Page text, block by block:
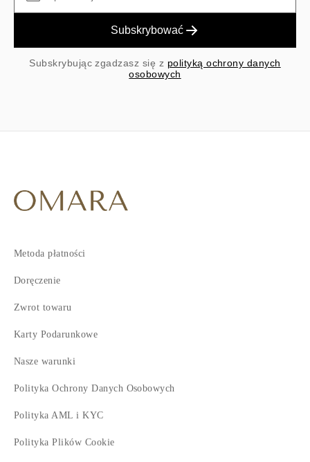
Subskrybować
Subskrybując zgadzasz się z polityką ochrony danych
osobowych
Metoda płatności
Doręczenie
Zwrot towaru
Karty Podarunkowe
Nasze warunki
Polityka Ochrony Danych Osobowych
Polityka AML i KYC
Polityka Plików Cookie